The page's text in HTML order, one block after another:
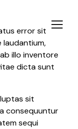
error sit
illo inventore
dicta sunt
sit
consequuntur
sequi